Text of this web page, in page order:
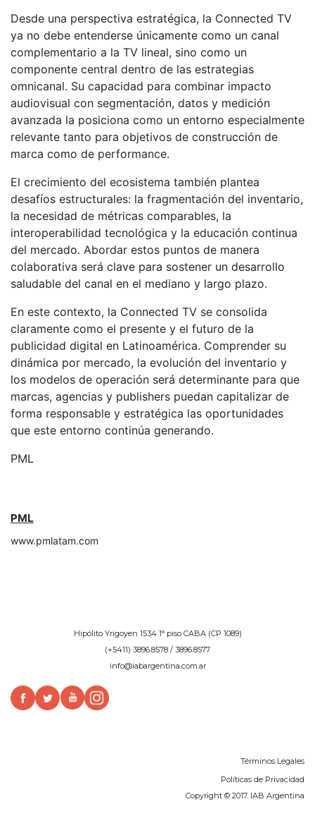
Desde una perspectiva estratégica, la Connected TV
ya no debe entenderse únicamente como un canal
complementario a la TV lineal, sino como un
componente central dentro de las estrategias
omnicanal. Su capacidad para combinar impacto
audiovisual con segmentación, datos y medición
avanzada la posiciona como un entorno especialmente
relevante tanto para objetivos de construcción de
marca como de performance.
El crecimiento del ecosistema también plantea
desafíos estructurales: la fragmentación del inventario,
la necesidad de métricas comparables, la
interoperabilidad tecnológica y la educación continua
del mercado. Abordar estos puntos de manera
colaborativa será clave para sostener un desarrollo
saludable del canal en el mediano y largo plazo.
En este contexto, la Connected TV se consolida
claramente como el presente y el futuro de la
publicidad digital en Latinoamérica. Comprender su
dinámica por mercado, la evolución del inventario y
los modelos de operación será determinante para que
marcas, agencias y publishers puedan capitalizar de
forma responsable y estratégica las oportunidades
que este entorno continúa generando.
PML
PML
www.pmlatam.com
Hipólito Yrigoyen 1534 1° piso CABA (CP 1089)
(+5411) 3896.8578 / 3896.8577
info@iabargentina.com.ar
Términos Legales
Políticas de Privacidad
Copyright © 2017. IAB Argentina